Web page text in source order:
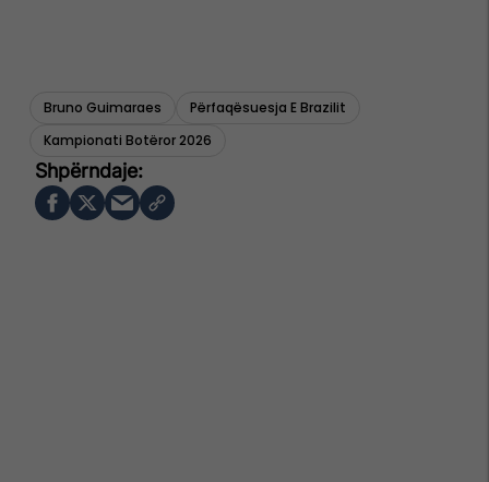
Bruno Guimaraes
Përfaqësuesja E Brazilit
Kampionati Botëror 2026